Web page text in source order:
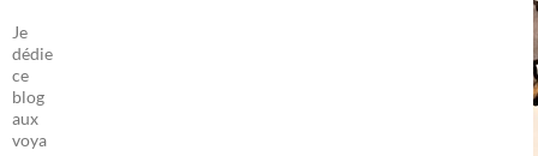
Je
dédie
ce
blog
aux
voya